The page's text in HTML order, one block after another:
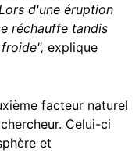
d'une éruption
réchauffe tandis
explique
facteur naturel
Celui-ci
et